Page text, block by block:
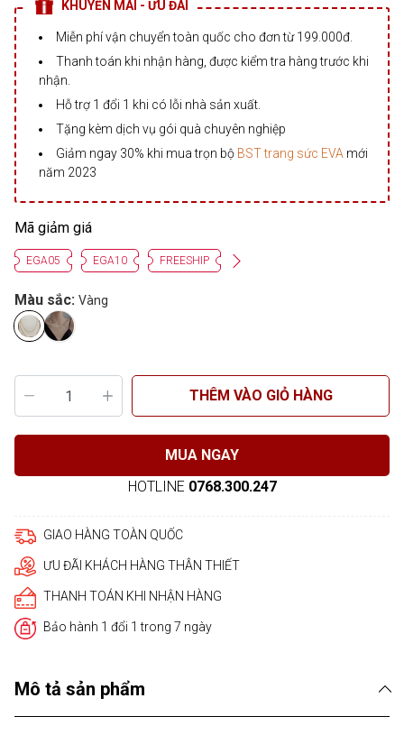
KHUYẾN MÃI - ƯU ĐÃI
Miễn phí vận chuyển toàn quốc cho đơn từ 199.000đ.
Thanh toán khi nhận hàng, được kiểm tra hàng trước khi
nhận.
Hỗ trợ 1 đổi 1 khi có lỗi nhà sản xuất.
Tặng kèm dịch vụ gói quà chuyên nghiệp
Giảm ngay 30% khi mua trọn bộ BST trang sức EVA mới
năm 2023
Mã giảm giá
EGA05 EGA10 FREESHIP
Màu sắc: Vàng
THÊM VÀO GIỎ HÀNG
MUA NGAY
HOTLINE 0768.300.247
GIAO HÀNG TOÀN QUỐC
ƯU ĐÃI KHÁCH HÀNG THÂN THIẾT
THANH TOÁN KHI NHẬN HÀNG
Bảo hành 1 đổi 1 trong 7 ngày
Mô tả sản phẩm